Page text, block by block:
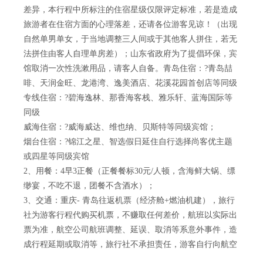
差异，本行程中所标注的住宿星级仅限评定标准，若是造成
旅游者在住宿方面的心理落差，还请各位游客见谅！（出现
自然单男单女，于当地调整三人间或于其他客人拼住，若无
法拼住由客人自理单房差）；山东省政府为了提倡环保，宾
馆取消一次性洗漱用品，请客人自备。青岛住宿：?青岛喆
啡、天润金旺、龙港湾、逸美酒店、花溪花园首创店等同级
专线住宿：?碧海逸林、那香海客栈、雅乐轩、蓝海国际等
同级
威海住宿：?威海威达、维也纳、贝斯特等同级宾馆；
烟台住宿：?锦江之星、智选假日延住自行选择尚客优主题
或四星等同级宾馆
2、用餐：4早3正餐（正餐餐标30元/人顿，含海鲜大锅、缥
缈宴，不吃不退，团餐不含酒水）；
3、交通：重庆- 青岛往返机票（经济舱+燃油机建），旅行
社为游客行程代购买机票，不赚取任何差价，航班以实际出
票为准，航空公司航班调整、延误、取消等系意外事件，造
成行程延期或取消等，旅行社不承担责任，游客自行向航空